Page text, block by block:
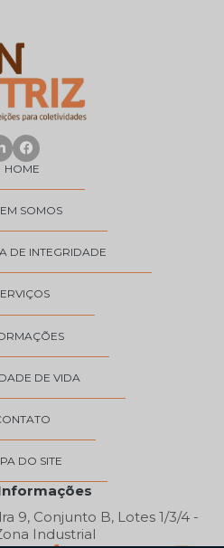
HOME
SOMOS
DE INTEGRIDADE
DE VIDA
DO SITE
9, Conjunto B, Lotes 1/3/4 -
Industrial